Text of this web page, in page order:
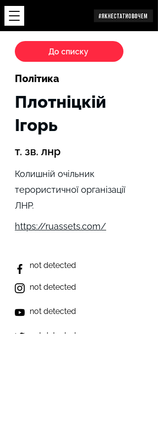
До списку
Політика
Плотніцкій
Ігорь
т. зв. лнр
Колишній очільник
терористичної організації
ЛНР.
https://ruassets.com/
not detected
not detected
not detected
not detected